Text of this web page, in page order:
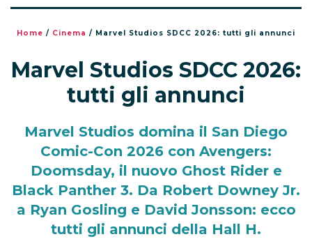
Home / Cinema / Marvel Studios SDCC 2026: tutti gli annunci
Marvel Studios SDCC 2026:
tutti gli annunci
Marvel Studios domina il San Diego
Comic-Con 2026 con Avengers:
Doomsday, il nuovo Ghost Rider e
Black Panther 3. Da Robert Downey Jr.
a Ryan Gosling e David Jonsson: ecco
tutti gli annunci della Hall H.